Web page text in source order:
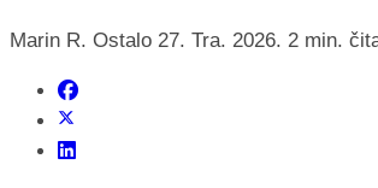
Marin R. Ostalo 27. Tra. 2026. 2 min.